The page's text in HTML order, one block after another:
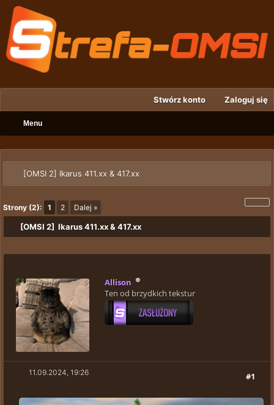
Stwórz konto Zaloguj się
Menu
[OMSI 2] Ikarus 411.xx & 417.xx
Strony (2): 1 2 Dalej »
[OMSI 2] Ikarus 411.xx & 417.xx
Allison
Ten od brzydkich tekstur
#1
11.09.2024, 19:26